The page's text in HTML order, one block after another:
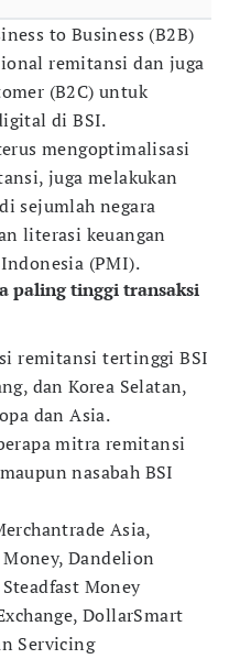
to Business (B2B)
remitansi dan juga
(B2C) untuk
di BSI.
mengoptimalisasi
juga melakukan
sejumlah negara
literasi keuangan
(PMI).
paling tinggi transaksi
remitansi tertinggi BSI
dan Korea Selatan,
dan Asia.
mitra remitansi
nasabah BSI
Asia,
Dandelion
Money
DollarSmart
Servicing